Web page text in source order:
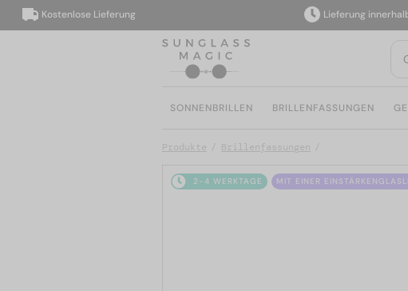
Kostenlose Lieferung Lieferung innerhalb
SONNENBRILLEN BRILLENFASSUNGEN
Produkte Brillenfassungen
2-4 WERKTAGE MIT EINER